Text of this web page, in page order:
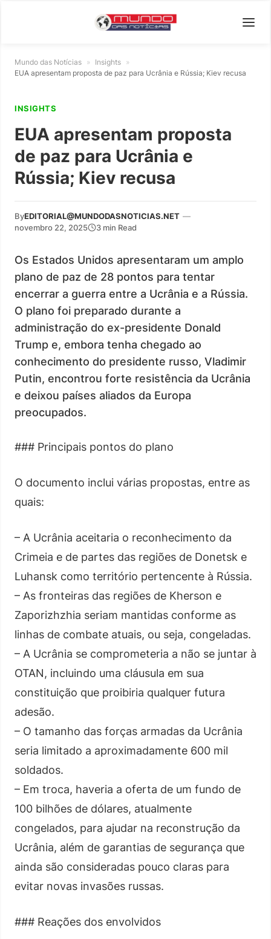
Mundo das Notícias » Insights »
EUA apresentam proposta de paz para Ucrânia e Rússia; Kiev recusa
INSIGHTS
EUA apresentam proposta
de paz para Ucrânia e
Rússia; Kiev recusa
ByEDITORIAL@MUNDODASNOTICIAS.NET —
novembro 22, 2025
3 min Read
Os Estados Unidos apresentaram um amplo
plano de paz de 28 pontos para tentar
encerrar a guerra entre a Ucrânia e a Rússia.
O plano foi preparado durante a
administração do ex-presidente Donald
Trump e, embora tenha chegado ao
conhecimento do presidente russo, Vladimir
Putin, encontrou forte resistência da Ucrânia
e deixou países aliados da Europa
preocupados.
### Principais pontos do plano
O documento inclui várias propostas, entre as
quais:
– A Ucrânia aceitaria o reconhecimento da
Crimeia e de partes das regiões de Donetsk e
Luhansk como território pertencente à Rússia.
– As fronteiras das regiões de Kherson e
Zaporizhzhia seriam mantidas conforme as
linhas de combate atuais, ou seja, congeladas.
– A Ucrânia se comprometeria a não se juntar à
OTAN, incluindo uma cláusula em sua
constituição que proibiria qualquer futura
adesão.
– O tamanho das forças armadas da Ucrânia
seria limitado a aproximadamente 600 mil
soldados.
– Em troca, haveria a oferta de um fundo de
100 bilhões de dólares, atualmente
congelados, para ajudar na reconstrução da
Ucrânia, além de garantias de segurança que
ainda são consideradas pouco claras para
evitar novas invasões russas.
### Reações dos envolvidos